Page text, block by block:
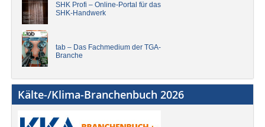
SHK Profi – Online-Portal für das
SHK-Handwerk
tab – Das Fachmedium der TGA-
Branche
Kälte-/Klima-Branchenbuch 2026